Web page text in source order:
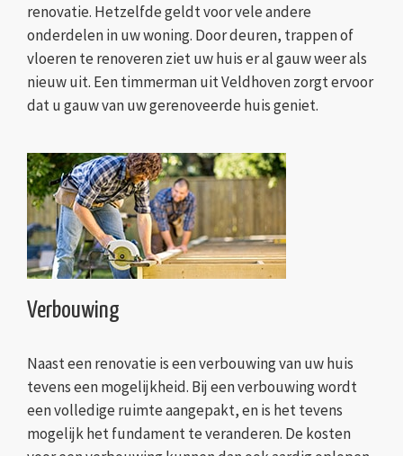
renovatie. Hetzelfde geldt voor vele andere
onderdelen in uw woning. Door deuren, trappen of
vloeren te renoveren ziet uw huis er al gauw weer als
nieuw uit. Een timmerman uit Veldhoven zorgt ervoor
dat u gauw van uw gerenoveerde huis geniet.
Verbouwing
Naast een renovatie is een verbouwing van uw huis
tevens een mogelijkheid. Bij een verbouwing wordt
een volledige ruimte aangepakt, en is het tevens
mogelijk het fundament te veranderen. De kosten